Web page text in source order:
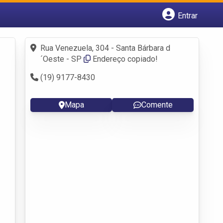
Entrar
Fazer login
Criar conta
Rua Venezuela, 304 - Santa Bárbara d
´Oeste - SP
Endereço copiado!
(19) 9177-8430
Mapa Comente